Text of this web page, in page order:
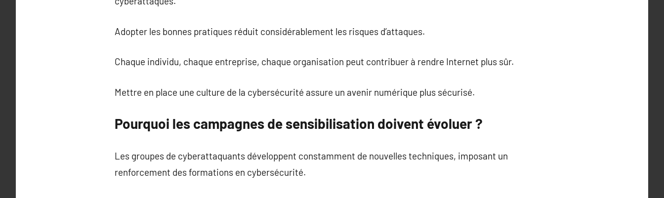
Adopter les bonnes pratiques réduit considérablement les risques d’attaques.
Chaque individu, chaque entreprise, chaque organisation peut contribuer à rendre Internet plus sûr.
Mettre en place une culture de la cybersécurité assure un avenir numérique plus sécurisé.
Pourquoi les campagnes de sensibilisation doivent évoluer ?
Les groupes de cyberattaquants développent constamment de nouvelles techniques, imposant un
renforcement des formations en cybersécurité.